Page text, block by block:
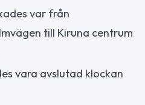
var från
till Kiruna centrum
vara avslutad klockan